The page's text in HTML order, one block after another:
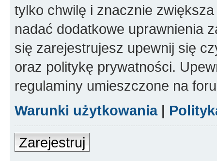
tylko chwilę i znacznie
nadać dodatkowe uprawnienia
się zarejestrujesz upewnij się
oraz politykę prywatności.
regulaminy umieszczone na
Warunki użytkowania|
Zarejestruj